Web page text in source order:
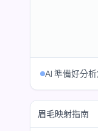
AI 準備好分
眉毛映射指南